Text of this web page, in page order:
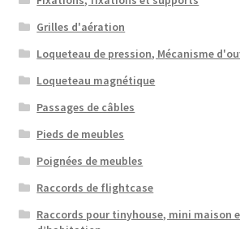
Grilles d'aération
Loqueteau de pression, Mécanisme
Loqueteau magnétique
Passages de câbles
Pieds de meubles
Poignées de meubles
Raccords de flightcase
Raccords pour tinyhouse, mini maison